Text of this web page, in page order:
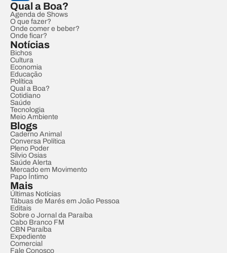
Qual a Boa?
Agenda de Shows
O que fazer?
Onde comer e beber?
Onde ficar?
Notícias
Bichos
Cultura
Economia
Educação
Política
Qual a Boa?
Cotidiano
Saúde
Tecnologia
Meio Ambiente
Blogs
Caderno Animal
Conversa Política
Pleno Poder
Sílvio Osias
Saúde Alerta
Mercado em Movimento
Papo Íntimo
Mais
Últimas Notícias
Tábuas de Marés em João Pessoa
Editais
Sobre o Jornal da Paraíba
Cabo Branco FM
CBN Paraíba
Expediente
Comercial
Fale Conosco